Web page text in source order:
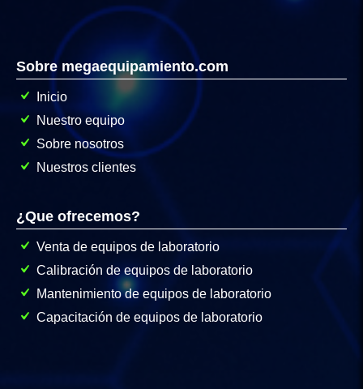
Sobre megaequipamiento.com
Inicio
Nuestro equipo
Sobre nosotros
Nuestros clientes
¿Que ofrecemos?
Venta de equipos de laboratorio
Calibración de equipos de laboratorio
Mantenimiento de equipos de laboratorio
Capacitación de equipos de laboratorio